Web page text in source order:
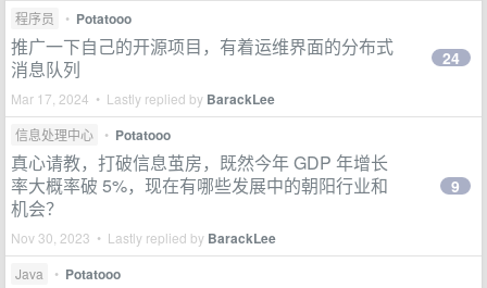
程序员 • Potatooo
推广一下自己的开源项目，有着运维界面的分布式
消息队列
Mar 17, 2024 • Lastly replied by BarackLee
24
信息处理中心 • Potatooo
真心请教，打破信息茧房，既然今年 GDP 年增长
率大概率破 5%，现在有哪些发展中的朝阳行业和
机会？
Nov 30, 2023 • Lastly replied by BarackLee
9
Java • Potatooo